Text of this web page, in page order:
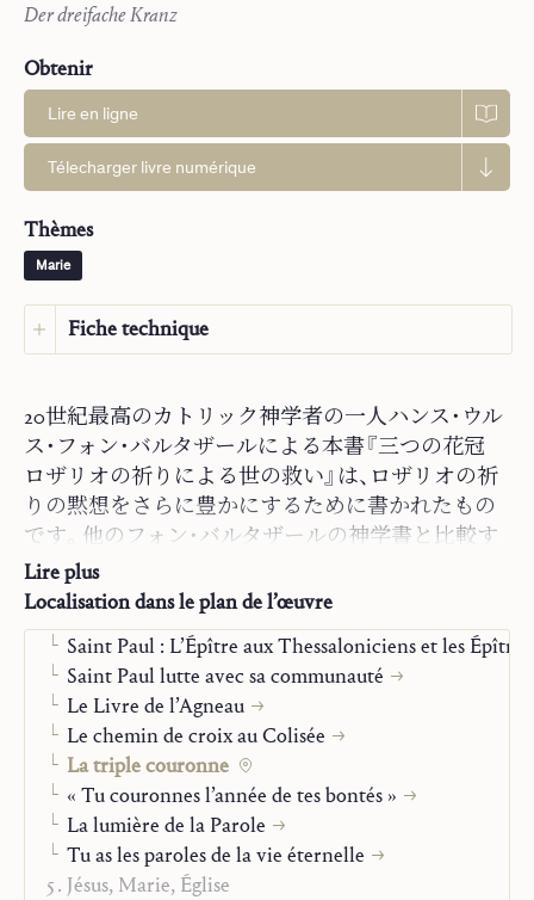
Der dreifache Kranz
Obtenir
Lire en ligne
Télecharger livre numérique
Thèmes
Marie
Fiche technique
Langue d’origine : Allemand
ISBN: 978-1-63674-015-7
Maison d’édition : Saint John Publications
Traducteurs : Riyako Hikota, Isomi Shotaro
Année : 2022
Genre :
20世紀最高のカトリック神学者の一人ハンス・ウル
ス・フォン・バルタザールによる本書『三つの花冠
ロザリオの祈りによる世の救い』は、ロザリオの祈
りの黙想をさらに豊かにするために書かれたもの
です。他のフォン・バルタザールの神学書と比較す
れば、学術的探求というよりは霊的な修養を目的と
する本書は、比較的読み易いとはいえ、特に過越の
神秘において究極的に示される三位一体の愛の神
秘への洞察や、包括的なマリア原理を中心とする教
会論など、彼の神学の特徴が随所に現れているた
め、格好のバルタザール入門書とも言えます。本書
は、ロザリオを一玄義毎にバラの冠に見立て、それ
ぞれ 5 つの神秘を霊的に一環一環編み上げて三つ
の霊的な花冠が完成する、という構成になってお
り、 喜び・苦しみ・栄えの三つの玄義についての黙
想となっています。
Lire plus
Localisation dans le plan de l’œuvre
Essais
Monographies
Parole et contemplation
La prière contemplative
Méditer en chrétien
Le roi David
Nativité et adoration
« Venez et voyez »
Saint Paul : L’Épître aux Thessaloniciens et les
Saint Paul lutte avec sa communauté
Le Livre de l’Agneau
Le chemin de croix au Colisée
La triple couronne
« Tu couronnes l’année de tes bontés »
La lumière de la Parole
Tu as les paroles de la vie éternelle
Jésus, Marie, Église